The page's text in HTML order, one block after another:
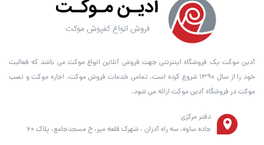
آدین موکت یک فروشگاه اینترنتی جهت فروش آنلاین انواع موکت می باشد که فعالیت
خود را از سال ۱۳۹۰ شروع کرده است. تمامی خدمات فروش موکت، اجاره موکت و نصب
موکت در فروشگاه آدین موکت ارائه می شود.
دفتر مرکزی
جاده ساوه، سه راه آدران ، شهرک قلعه میر، خ مسجدجامع، پلاک 60